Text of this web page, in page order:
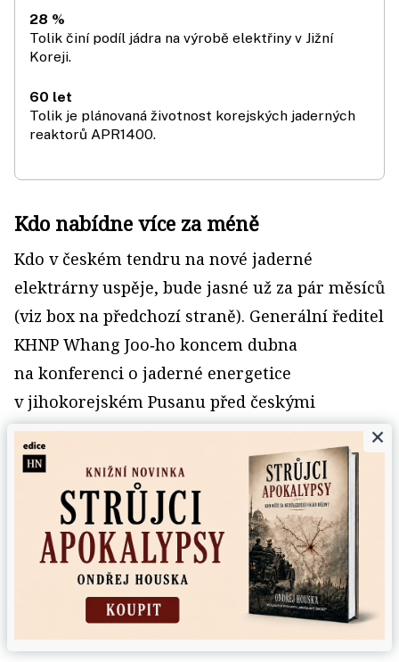
28 %
Tolik činí podíl jádra na výrobě elektřiny v Jižní
Koreji.
60 let
Tolik je plánovaná životnost korejských jaderných
reaktorů APR1400.
Kdo nabídne více za méně
Kdo v českém tendru na nové jaderné
elektrárny uspěje, bude jasné už za pár měsíců
(viz box na předchozí straně). Generální ředitel
KHNP Whang Joo‑ho koncem dubna
na konferenci o jaderné energetice
v jihokorejském Pusanu před českými
novináři zopakoval, že za hlavní přednost
považuje schopnost postavit nové reaktory
v termínu a v rámci slíbeného rozpočtu.
„Nejobtížnější bude doprava jednotlivých
zařízení a komponent do Dukovan. Již jsme
provedli analýzu hlavních silnic, po kterých se
bude náklad přepravovat, a žádné zpoždění to
nezpůsobí,“ říká.
×